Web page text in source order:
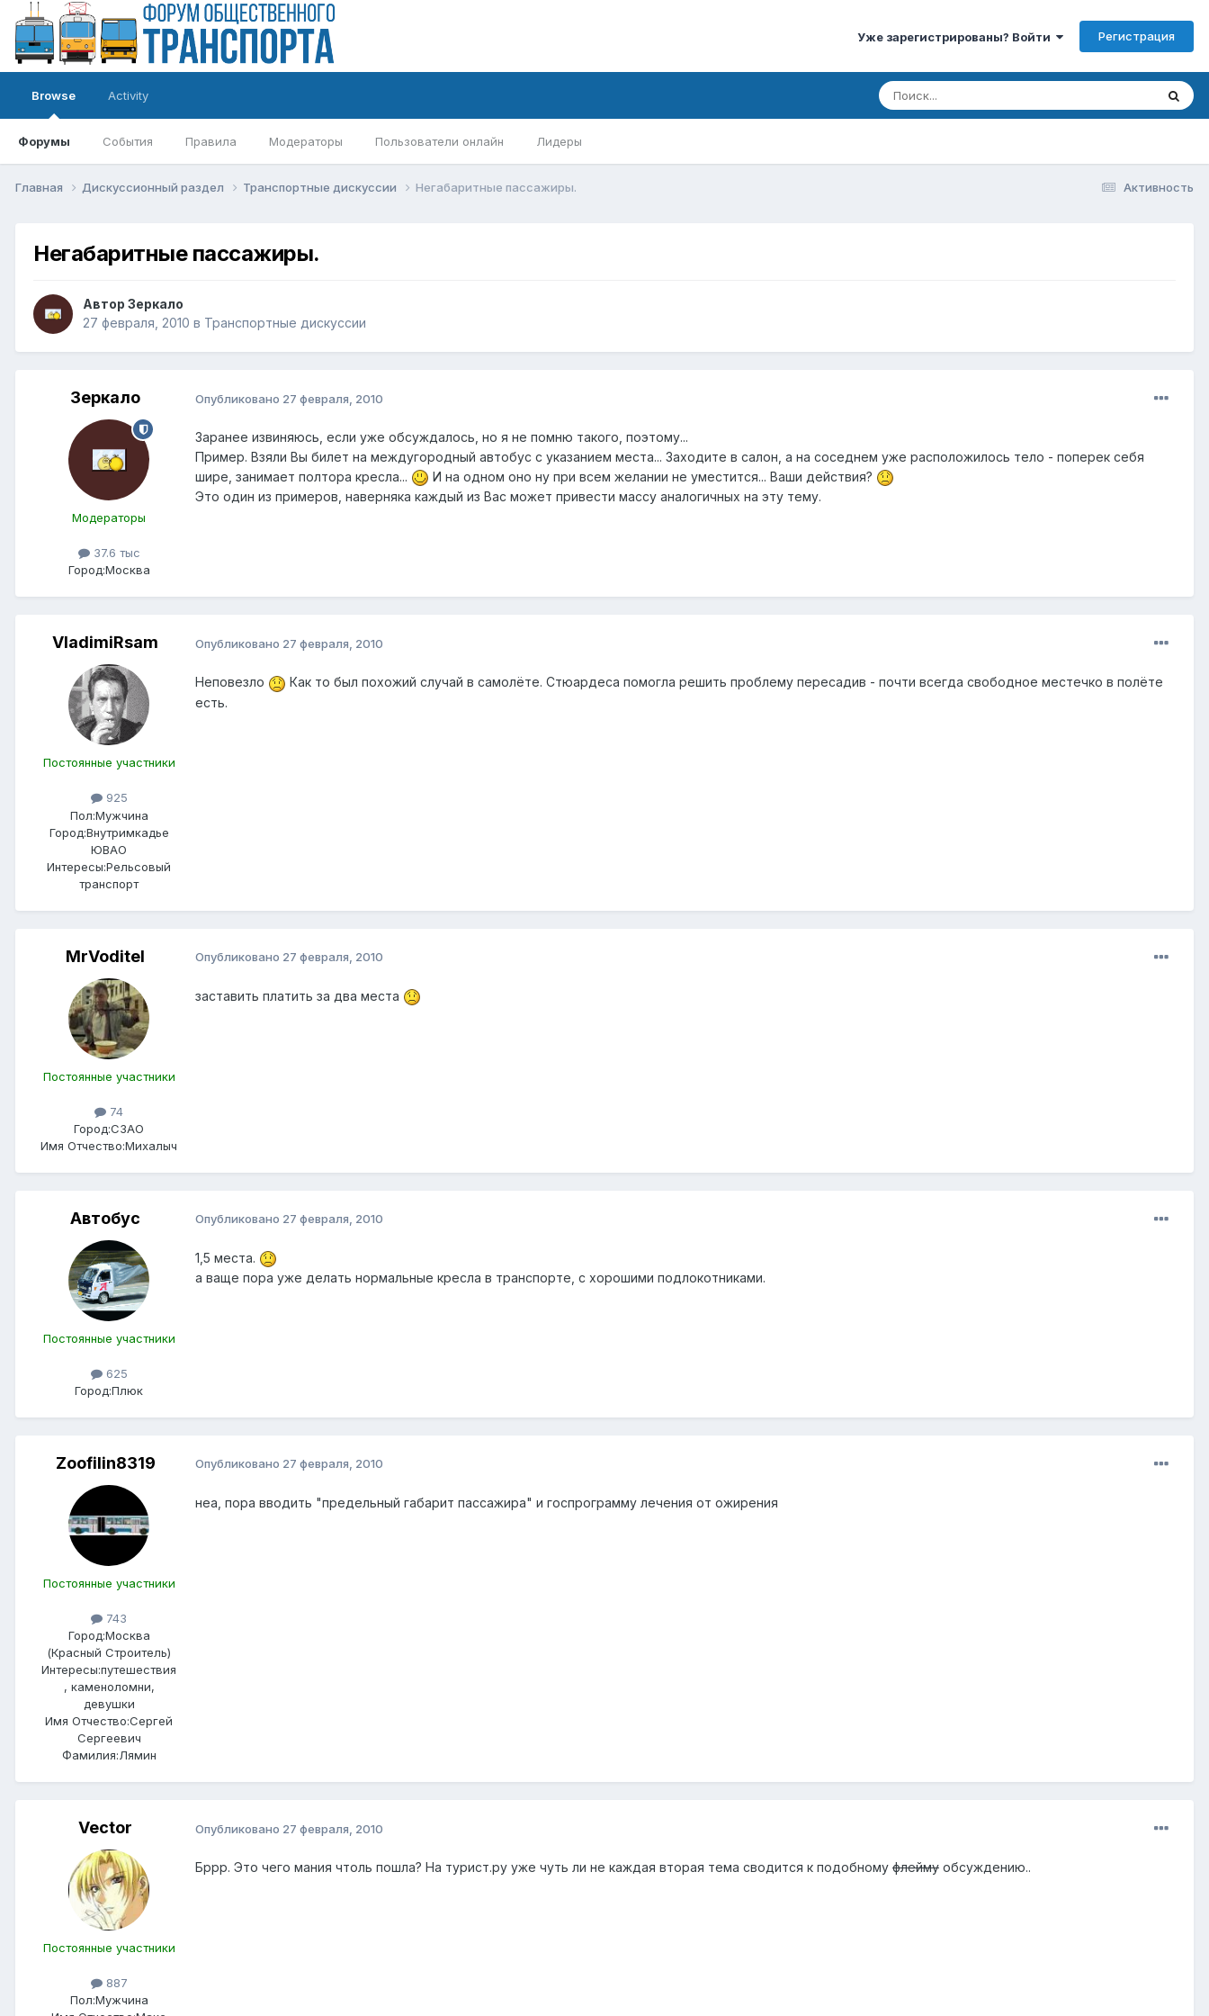
Уже зарегистрированы? Войти Регистрация
Browse
Форумы События Правила Модераторы Пользователи онлайн Лидеры
Activity
Активность
Главная Дискуссионный раздел Транспортные дискуссии Негабаритные пассажиры.
Негабаритные пассажиры.
Автор Зеркало
27 февраля, 2010 в Транспортные дискуссии
Зеркало
Модераторы
37.6 тыс
Город:Москва
Опубликовано 27 февраля, 2010
Заранее извиняюсь, если уже обсуждалось, но я не помню такого, поэтому...
Пример. Взяли Вы билет на междугородный автобус с указанием места... Заходите в салон, а на соседнем уже расположилось тело - поперек себя
шире, занимает полтора кресла...
И на одном оно ну при всем желании не уместится... Ваши действия?
Это один из примеров, наверняка каждый из Вас может привести массу аналогичных на эту тему.
VladimiRsam
Постоянные участники
925
Пол:Мужчина
Город:Внутримкадье
ЮВАО
Интересы:Рельсовый
транспорт
Опубликовано 27 февраля, 2010
Неповезло
Как то был похожий случай в самолёте. Стюардеса помогла решить проблему пересадив - почти всегда свободное местечко в полёте
есть.
MrVoditel
Постоянные участники
74
Город:СЗАО
Имя Отчество:Михалыч
Опубликовано 27 февраля, 2010
заставить платить за два места
Автобус
Постоянные участники
625
Город:Плюк
Опубликовано 27 февраля, 2010
1,5 места.
а ваще пора уже делать нормальные кресла в транспорте, с хорошими подлокотниками.
Zoofilin8319
Постоянные участники
743
Город:Москва
(Красный Строитель)
Интересы:путешествия
, каменоломни,
девушки
Имя Отчество:Сергей
Сергеевич
Фамилия:Лямин
Опубликовано 27 февраля, 2010
неа, пора вводить "предельный габарит пассажира" и госпрограмму лечения от ожирения
Vector
Постоянные участники
887
Пол:Мужчина
Опубликовано 27 февраля, 2010
Бррр. Это чего мания чтоль пошла? На турист.ру уже чуть ли не каждая вторая тема сводится к подобному флейму обсуждению..